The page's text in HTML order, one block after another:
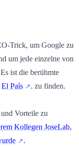
Trick, um Google zu
um jede einzelne von
ist die berühmte
El País . zu finden.
Vorteile zu
Kollegen JoseLab,
.